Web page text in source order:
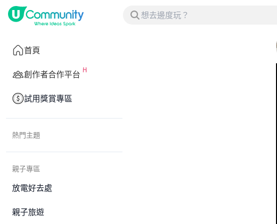
首頁
創作者合作平台
試用獎賞專區
熱門主題
親子專區
放電好去處
親子旅遊